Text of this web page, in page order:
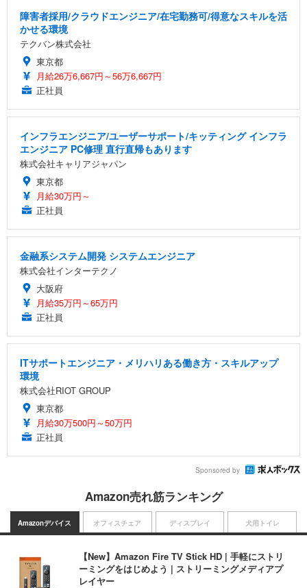
障害者採用/クラウドエンジニア/在宅勤務可/得意なスキルを活
かせる環境
テクバン株式会社
東京都
月給26万6,667円～56万6,667円
正社員
インフラエンジニア/ユーザーサポート/キッティング インフラ
エンジニア PC修理 直行直帰もあります
株式会社キャリアジャパン
東京都
月給30万円～
正社員
金融系システム開発 システムエンジニア
株式会社インターテクノ
大阪府
月給35万円～65万円
正社員
ITサポートエンジニア・メリハリある働き方・スキルアップ
環境
株式会社RIOT GROUP
東京都
月給30万500円～50万円
正社員
Sponsored by
Amazon売れ筋ランキング
Amazonデバイス
【New】Amazon Fire TV Stick HD | 手軽にストリ
ーミングをはじめよう | ストリーミングメディアプ
レイヤー
オフィスチェア ディスプレイ 犬用トイレ